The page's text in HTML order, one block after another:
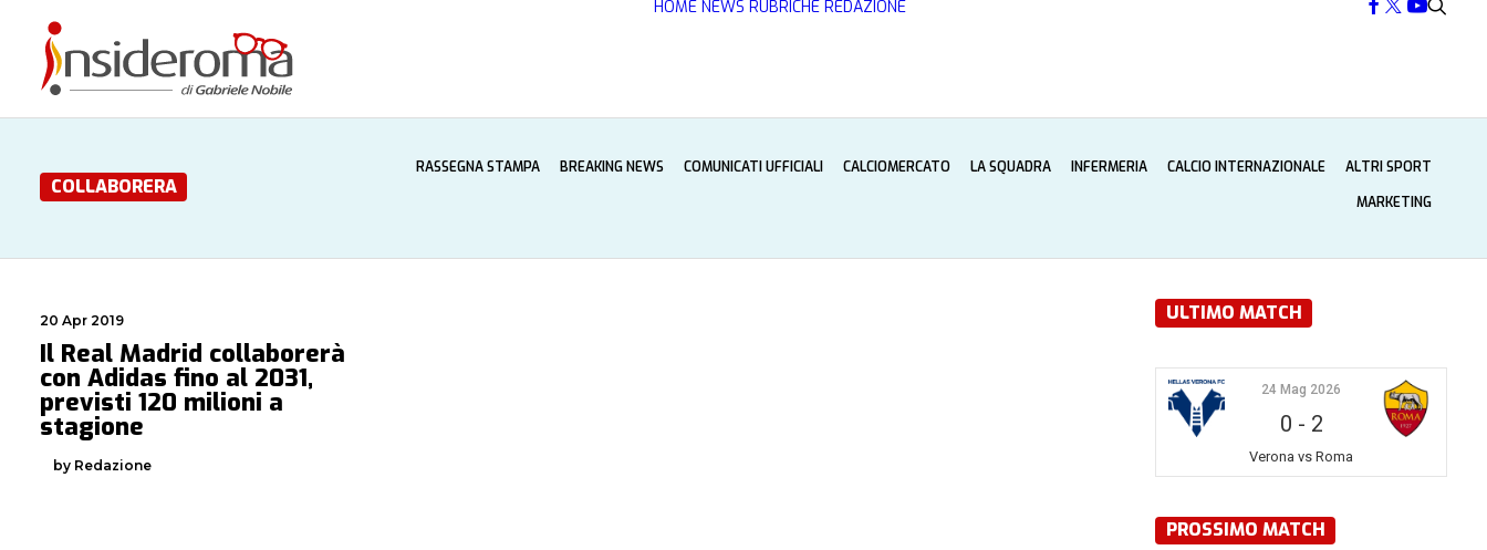
HOME NEWS RUBRICHE REDAZIONE
COLLABORERA
RASSEGNA STAMPA BREAKING NEWS COMUNICATI UFFICIALI CALCIOMERCATO LA SQUADRA INFERMERIA CALCIO INTERNAZIONALE
ALTRI SPORT
MARKETING
20 Apr 2019
Il Real Madrid collaborerà
con Adidas fino al 2031,
previsti 120 milioni a
stagione
by Redazione
ULTIMO MATCH
24 Mag 2026
0 - 2
Verona vs Roma
PROSSIMO MATCH